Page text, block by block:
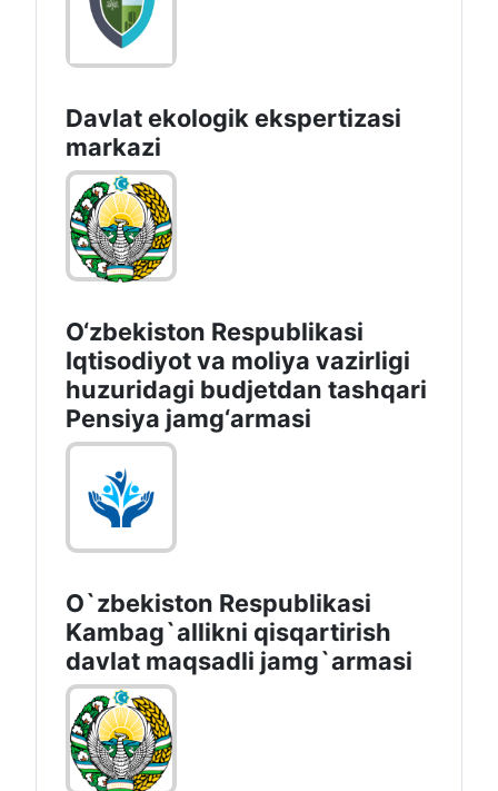
Davlat ekologik ekspertizasi
markazi
O‘zbekiston Respublikasi
Iqtisodiyot va moliya vazirligi
huzuridagi budjetdan tashqari
Pensiya jamg‘armasi
O`zbekiston Respublikasi
Kambag`allikni qisqartirish
davlat maqsadli jamg`armasi